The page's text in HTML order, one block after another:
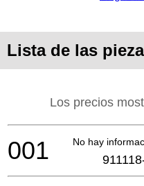
Lista de las
Los precios
No hay
001